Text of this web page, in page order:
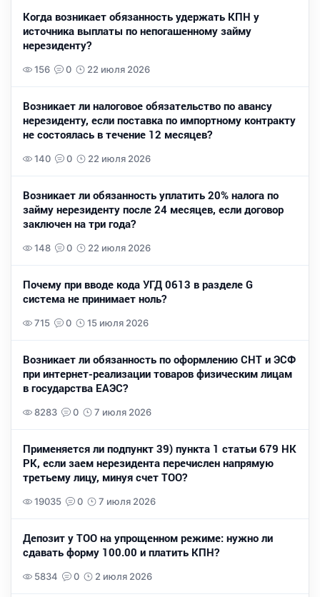
Когда возникает обязанность удержать КПН у
источника выплаты по непогашенному займу
нерезиденту?
156 0 22 июля 2026
Возникает ли налоговое обязательство по авансу
нерезиденту, если поставка по импортному контракту
не состоялась в течение 12 месяцев?
140 0 22 июля 2026
Возникает ли обязанность уплатить 20% налога по
займу нерезиденту после 24 месяцев, если договор
заключен на три года?
148 0 22 июля 2026
Почему при вводе кода УГД 0613 в разделе G
система не принимает ноль?
715 0 15 июля 2026
Возникает ли обязанность по оформлению СНТ и ЭСФ
при интернет-реализации товаров физическим лицам
в государства ЕАЭС?
8283 0 7 июля 2026
Применяется ли подпункт 39) пункта 1 статьи 679 НК
РК, если заем нерезидента перечислен напрямую
третьему лицу, минуя счет ТОО?
19035 0 7 июля 2026
Депозит у ТОО на упрощенном режиме: нужно ли
сдавать форму 100.00 и платить КПН?
5834 0 2 июля 2026